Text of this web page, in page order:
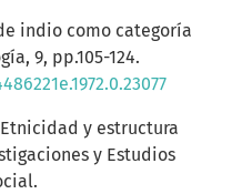
indio como categoría
9, pp.105-124.
Etnicidad y estructura
y Estudios